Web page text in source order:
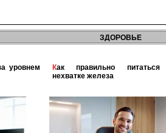
ЗДОРОВЬЕ
Как правильно питаться при
нехватке железа